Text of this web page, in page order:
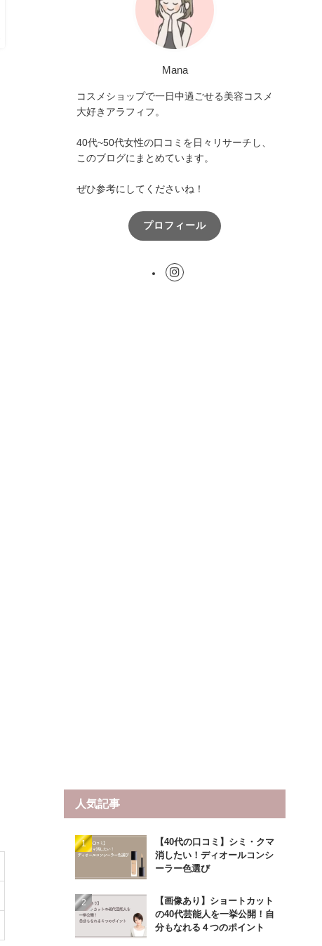
Mana
コスメショップで一日中過ごせる美容コスメ
大好きアラフィフ。
40代~50代女性の口コミを日々リサーチし、
このブログにまとめています。
ぜひ参考にしてくださいね！
プロフィール
人気記事
【40代の口コミ】シミ・クマ
消したい！ディオールコンシ
ーラー色選び
【画像あり】ショートカット
の40代芸能人を一挙公開！自
分もなれる４つのポイント